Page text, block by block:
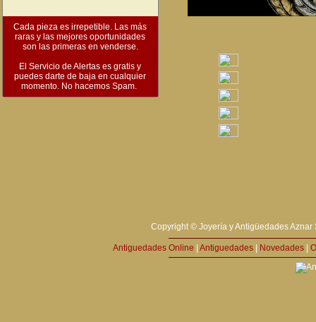
Cada pieza es irrepetible. Las más
raras y las mejores oportunidades
son las primeras en venderse.
El Servicio de Alertas es gratis y
puedes darte de baja en cualquier
momento. No hacemos Spam.
Copyright © Joyería y Antigüedades
Antiguedades Online Antiguedades Novedades